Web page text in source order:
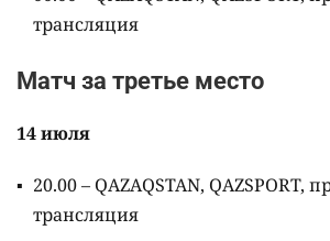
трансляция
Матч за третье место
14 июля
20.00 – QAZAQSTAN, QAZSPORT,
трансляция